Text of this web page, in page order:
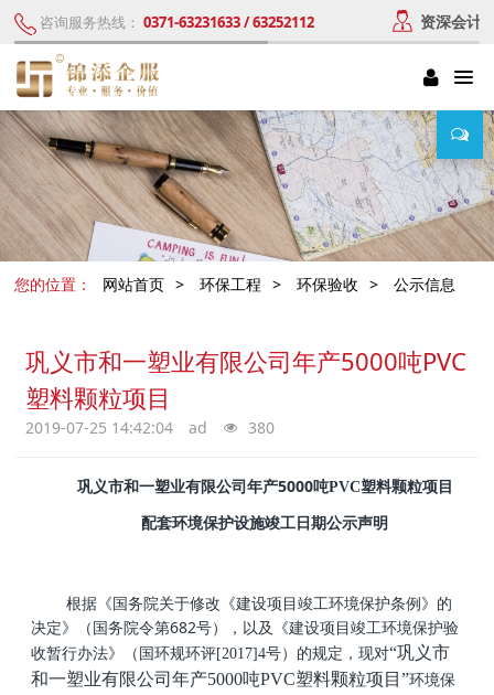
咨询服务热线： 0371-63231633 / 63252112 资深会计
您的位置： 网站首页 > 环保工程 > 环保验收 > 公示信息
巩义市和一塑业有限公司年产5000吨PVC
塑料颗粒项目
2019-07-25 14:42:04 ad 380
巩义市和一塑业有限公司年产5000吨PVC塑料颗粒项目
配套环境保护设施竣工日期公示声明
根据《国务院关于修改《建设项目竣工环境保护条例》的
决定》（国务院令第682号），以及《建设项目竣工环境保护验
收暂行办法》（国环规环评[2017]4号）的规定，现对“巩义市
和一塑业有限公司年产5000吨PVC塑料颗粒项目”环境保